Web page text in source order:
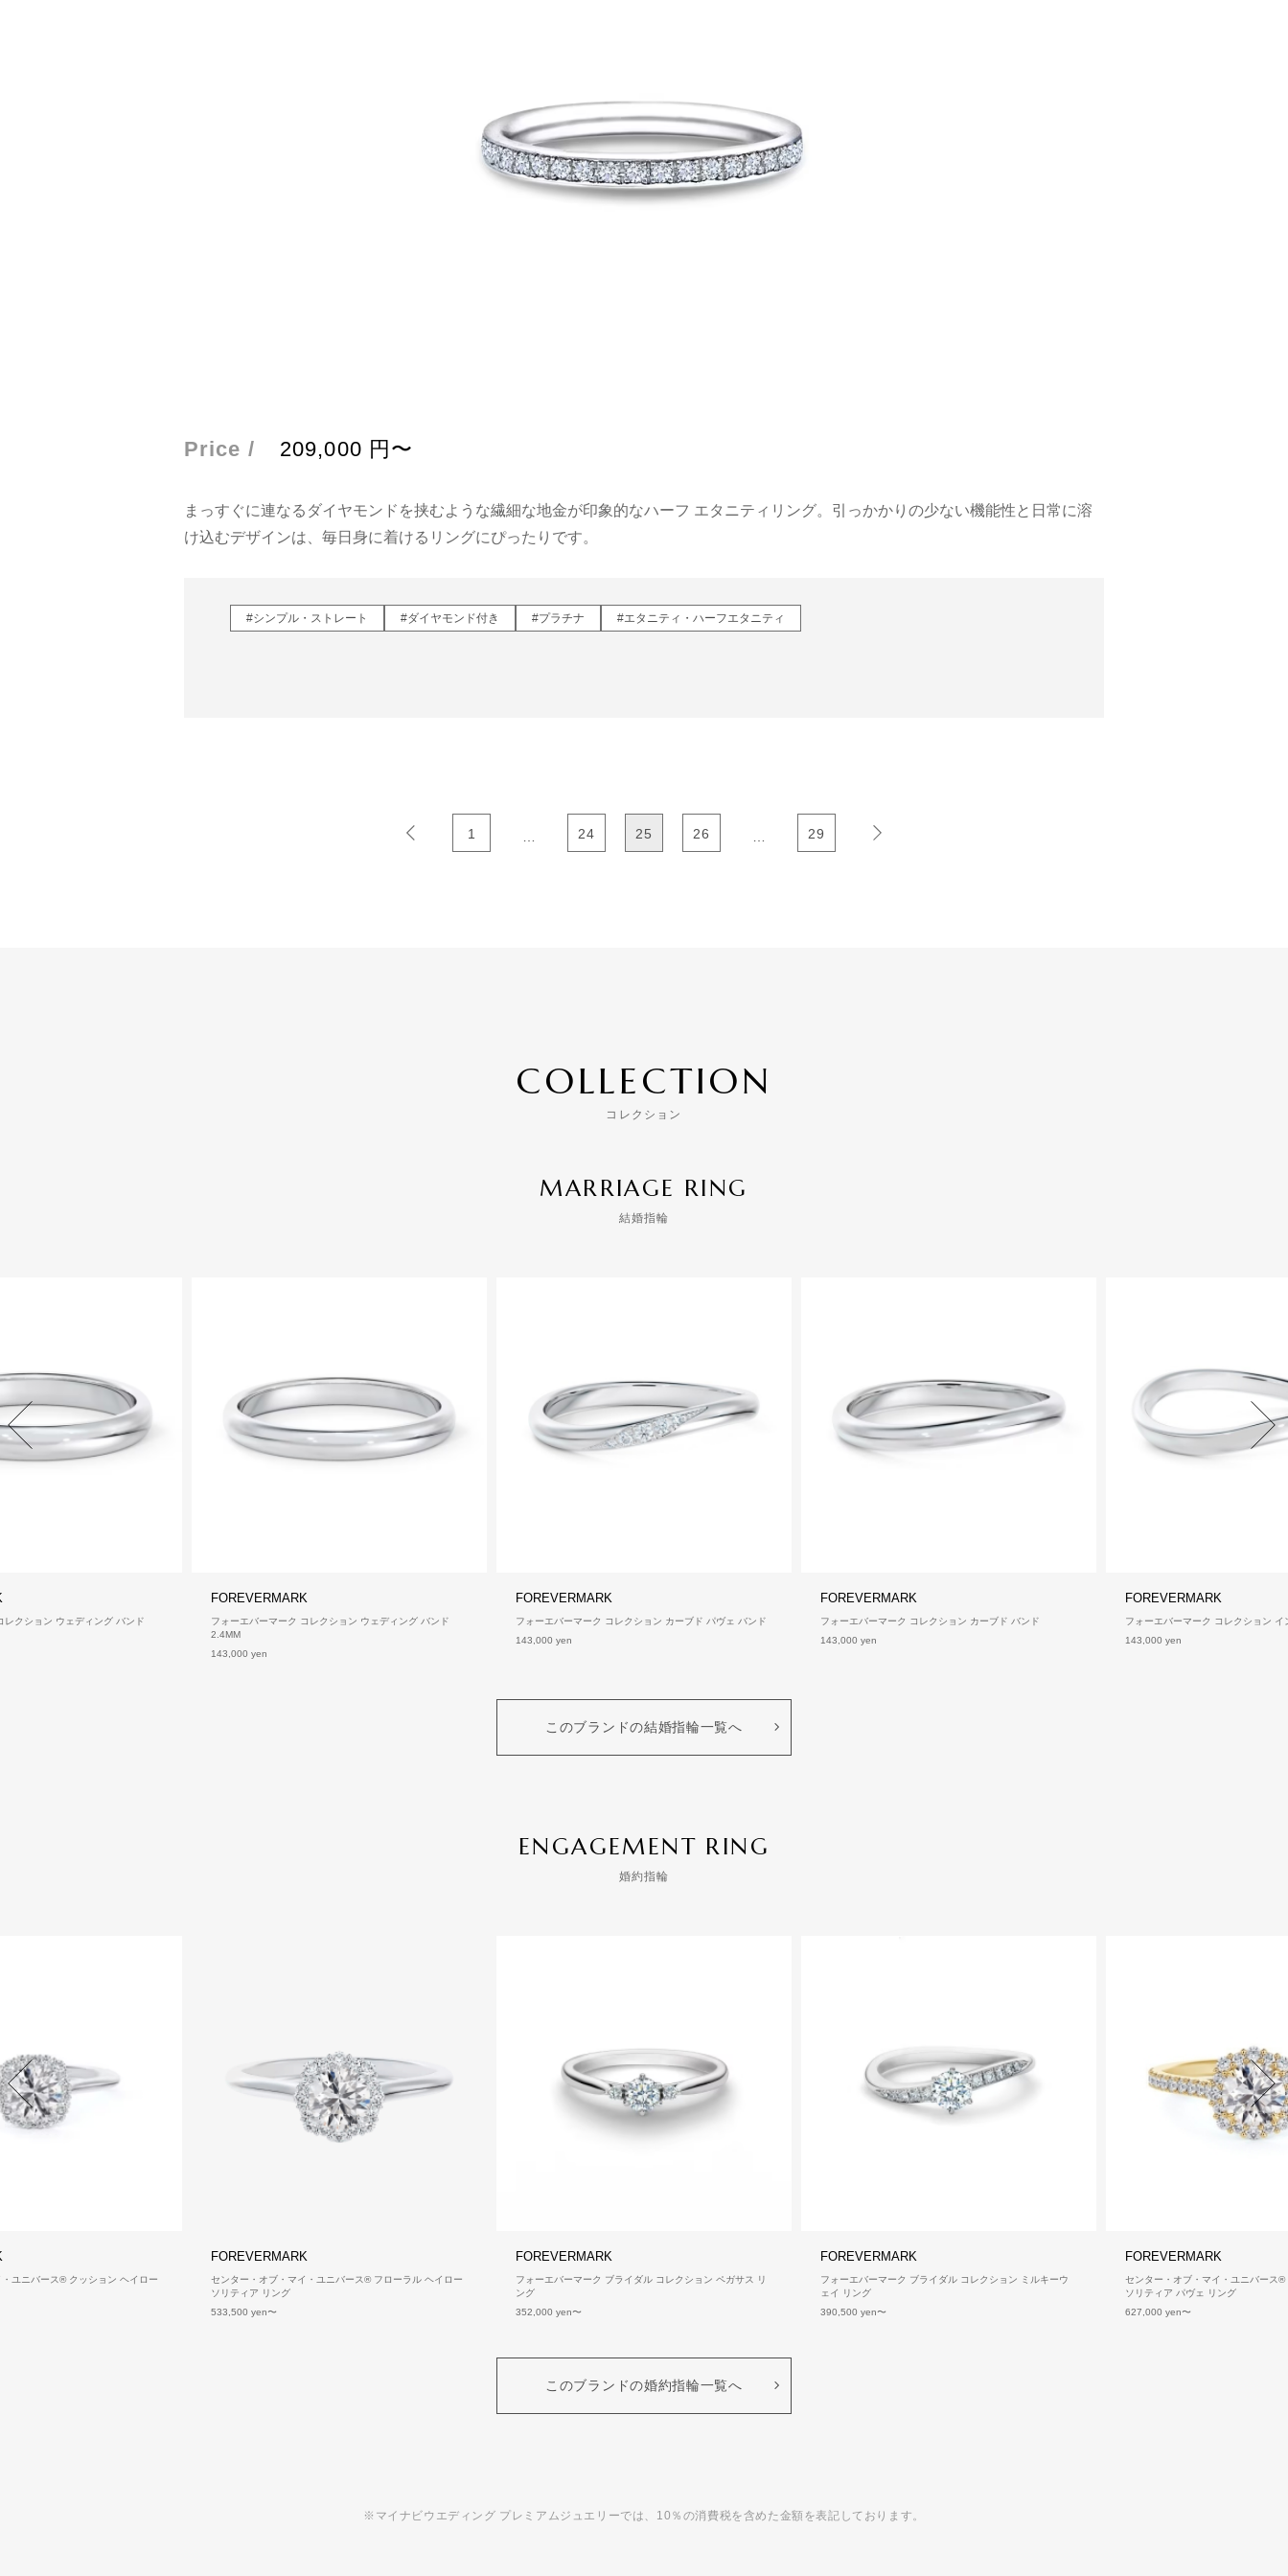
Price / 209,000 円
まっすぐに連なるダイヤモンドを挟むような繊細な地金が印象的なハーフ エタニティリング。引っかかりの少ない機能性と日常に溶
け込むデザインは、毎日身に着けるリングにぴったりです。
#シンプル・ストレート #ダイヤモンド付き #プラチナ #エタニティ・ハーフエタニティ
1 24 25 26 29
COLLECTION
コレクション
MARRIAGE RING
結婚指輪
レクション ウェディング バンド
FOREVERMARK
フォーエバーマーク コレクション ウェディング バンド
2.4MM
143,000 yen
FOREVERMARK
フォーエバーマーク コレクション カーブド パヴェ バンド
143,000 yen
FOREVERMARK
フォーエバーマーク コレクション カーブド バンド
143,000 yen
FOREVERMARK
フォーエバーマーク コレクション イ
143,000 yen
このブランドの結婚指輪一覧へ
ENGAGEMENT RING
婚約指輪
ユニバース® クッション ヘイロー
FOREVERMARK
センター・オブ・マイ・ユニバース® フローラル ヘイロー
ソリティア リング
533,500 yen
FOREVERMARK
フォーエバーマーク ブライダル コレクション ペガサス リ
ング
352,000 yen
FOREVERMARK
フォーエバーマーク ブライダル コレクション ミルキーウ
ェイ リング
390,500 yen
FOREVERMARK
センター・オブ・マイ・ユニバース
ソリティア パヴェ リング
627,000 yen
このブランドの婚約指輪一覧へ
※マイナビウエディング プレミアムジュエリーでは、10％の消費税を含めた金額を表記しております。